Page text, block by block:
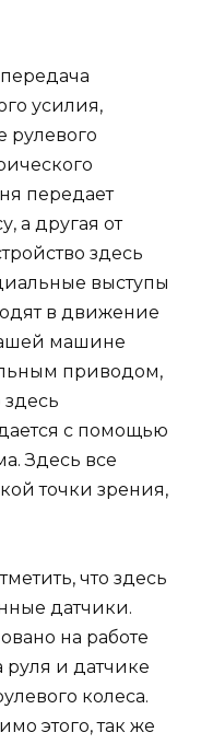
усилия,
рулевого
передает
а другая от
здесь
выступы
в движение
машине
приводом,
здесь
с помощью
Здесь все
точки зрения,
что здесь
датчики.
на работе
руля и датчике
колеса.
этого, так же